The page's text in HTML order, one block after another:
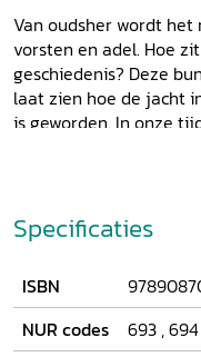
Van oudsher wordt
vorsten en adel. Hoe
geschiedenis? Deze
laat zien hoe de jacht
is geworden. In onze
onderdeel van
er regelmatig debat
dit boek aan de orde.
vakgebieden
aan de bundel. Als
tussen jachtrecht en
vanuit een
Specificaties
ISBN
NUR codes
693 ,694